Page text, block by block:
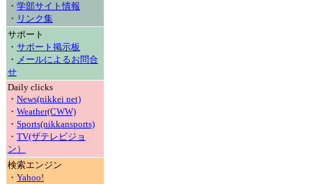
・ 学部サイト情報
・ リンク集
サポート
・ サポート掲示板
・ メールによるお問合
せ
Daily clicks
・ News(nikkei net)
・ Weather(CWW)
・ Sports(nikkansports)
・ TV(ザテレビジョ
ン）
検索エンジン
・ Yahoo!